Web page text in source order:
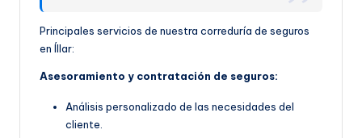
Principales servicios de nuestra correduría de seguros
en Íllar:
Asesoramiento y contratación de seguros:
Análisis personalizado de las necesidades del
cliente.